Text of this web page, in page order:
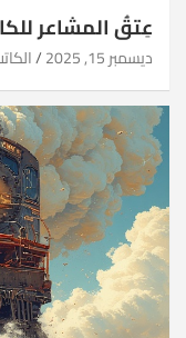
عِتقُ المشاعر
ديسمبر 15, 2025